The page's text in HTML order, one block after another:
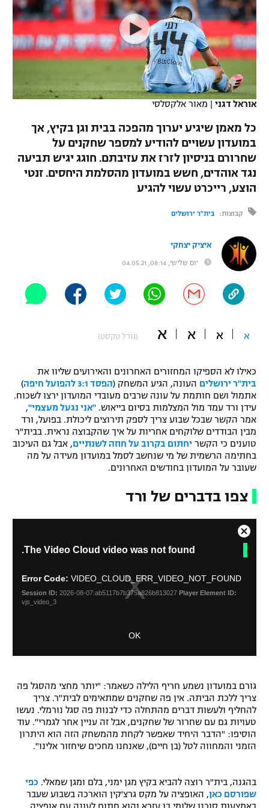
VOD
רץ ברשת
תוצאות
לוח שידורים
"מעל הליגה" – פודקאסט
"מחצית בשכונה" – פודקאסט
משתתפים וזוכים בפרסים
תקנון עבור פעילות אלקטרה
תקנון עבור פעילות ספורט 1 – "מרלן"
טניס
גיימינג E-Sports
תנאי שימוש
מדיניות פרטיות
תקנון פעילות ספורט 1
רשיון להקרנה פומבית לבית עסק
הצטרפות לחבילת הערוצים
נבחרת ישראל
מכבי חיפה
בית"ר ירושלים
מכבי תל אביב
הפועל תל אביב
הפועל חיפה
הפועל באר שבע
מכבי נתניה
בני יהודה
ליגה ספרדית
ליגה איטלקית
ליגה צרפתית
ליגה טורקית
ליגה סינית
כדורסל נשים
מכבי תל אביב
הפועל חולון
הפועל ירושלים
דני אבדיה
יורוליג
יורוקאפ
טניס
כדוריד
כדורעף
שחייה
ג'ודו
אגרוף
ספורט אולימפי
UFC
היאבקות WWE
אופניים
פוטבול אמריקאי NFL
בייסבול MLB
ספורט אתגרי ואקסטרים
אומנויות לחימה
גיימינג E-Sports
אוראל דגני | מאור אלקסלסי
כל מאמן שיגיע יערוך מהפכה בבית וגן בקיץ, אך
במועדון עשויים להודיע למספר שחקנים על
שחרורם בניסיון לזרז את עזיבתם. חוגג יגיש תביעה
נגד אוהדים, חשש במועדון מהסלמת היחסים. זנטי
הוצע, רייכרט עשוי להגיע
קבוצות: בית"ר ירושלים
איציק יצחקי
יום שלישי, 08:14, 04.05.21
א א א א (גודל טקסט)
כאילו לא הספיקו המחזורים האחרונים והאירועים שליוו את
בית"ר ירושלים העונה, הגיע המשחק (הפסד 3:1 להפועל חיפה
)
אתמול ושם חותמת על עונה שרבים מעובדי המועדון ירצו לשכוח.
עידן ורד עמד מול המצלמות בסיום בייאוש. "אני נגעל מעצמי",
אמר הקשר שבכל שבוע צריך לספק תירוצים ליכולת. בפועל, ורד
מבין הבודדים שלוקחים אחריות על איך שהקבוצה נראית. בבית"ר
טוענים כי הקשר יחתום בקרוב על חוזה לשנתיים, אבל גם העיכוב
בחתימה הרשמית של מי שנחשב לסמל במועדון מעידה על מה
שעובר על המועדון בחודשים האחרונים.
צפו בדברים של ורד
w
i
n
d
o
w
The Video Cloud video was not found.
Error Code: VIDEO_CLOUD_ERR_VIDEO_NOT_FOUND
Session ID: 2026-08-07:ab5117b7b375a826b813027 Player Element ID:
vjs_video_3
OK
C
s
a
l
o
g
גורם במועדון נשמע חריף הלילה כשאמר: "יותר מחצי מהסגל פה
צריך ללכת הביתה. אין פה שחקנים שמתאימים לבית"ר. צריך
להחליף ולעשות דברים מהתחלה כדי לבנות פה סגל נורמלי. נעשו
טעויות גם עם שחרור של שחקנים, אבל זה עניין אחר לגמרי". עוד
הוסיפו: "הדבר היחיד שאפשר לקחת מהמשחק הזה הוא היתרון
הזמני והמחווה לטל (בן חיים), שאנחנו מחכים שיחזור אלינו".
בהגנה, בית"ר רוצה להביא בקיץ מגן ימני, בלם ומגן שמאלי. כפי
שפורסם כאן, האופציה על מקס גרצ'קין הוארכה בשבוע שעבר
באמצעות סוכנו שלומי בן עזרא והוא חתום לעונה עם אופציה